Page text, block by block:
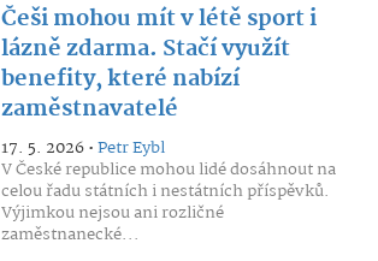
Češi mohou mít v létě sport i
lázně zdarma. Stačí využít
benefity, které nabízí
zaměstnavatelé
17. 5. 2026 •Petr Eybl
V České republice mohou lidé dosáhnout na
celou řadu státních i nestátních příspěvků.
Výjimkou nejsou ani rozličné
zaměstnanecké...